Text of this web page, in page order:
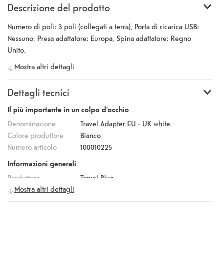
Descrizione del prodotto
Numero di poli: 3 poli (collegati a terra), Porta di ricarica USB:
Nessuno, Presa adattatore: Europa, Spina adattatore: Regno
Unito.
Mostra altri dettagli
Dettagli tecnici
Il più importante in un colpo d'occhio
Denominazione
Travel Adapter EU - UK white
Colore produttore
Bianco
Numero articolo
100010225
Informazioni generali
Produttore
Travel Blue
Numero
produttore
Mostra altri dettagli